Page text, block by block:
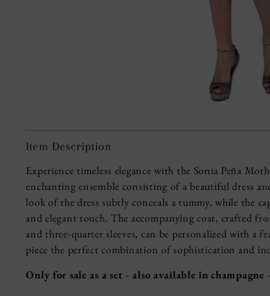
Item Description
Experience timeless elegance with the Sonia Peña
enchanting ensemble consisting of a beautiful dress
look of the dress subtly conceals a tummy, while the
and elegant touch. The accompanying coat, crafted
and three-quarter sleeves, can be personalized with a
piece the perfect combination of sophistication and
Only for sale as a set - also available in